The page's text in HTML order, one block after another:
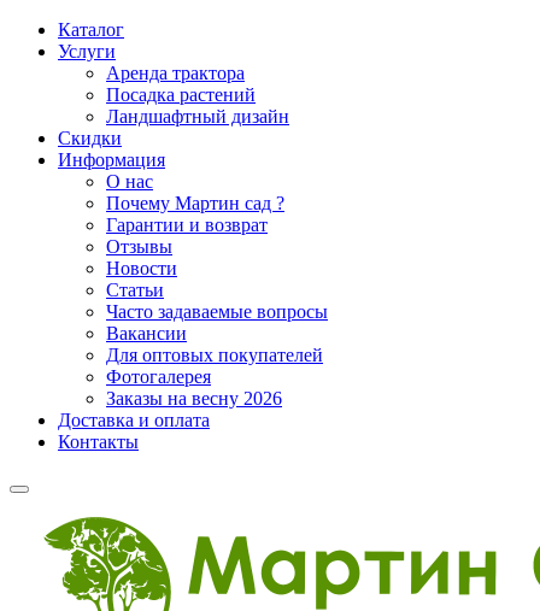
Каталог
Услуги
Аренда трактора
Посадка растений
Ландшафтный дизайн
Скидки
Информация
О нас
Почему Мартин сад ?
Гарантии и возврат
Отзывы
Новости
Статьи
Часто задаваемые вопросы
Вакансии
Для оптовых покупателей
Фотогалерея
Заказы на весну 2026
Доставка и оплата
Контакты